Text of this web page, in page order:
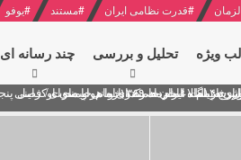
#قدرت نظامی ایران #مستند #یوفو
ویژه تحلیل و بررسی چند رسانه ای
اطلاعات مصر درباره هواپیمای اوکراینی
از نگاه امام خامنه ای
به ملت ایران + نکته خوانی و صوت